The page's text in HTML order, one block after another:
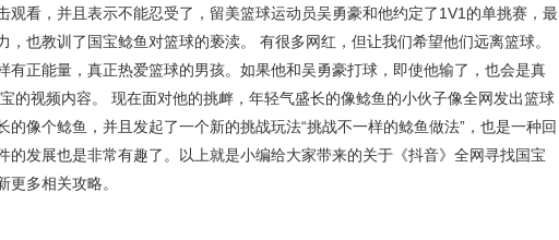
看，并且表示不能忍受了，留美篮球运动员吴勇豪和他约定了1V1的单挑赛，最
也教训了国宝鲶鱼对篮球的亵渎。 有很多网红，但让我们希望他们远离篮球。
正能量，真正热爱篮球的男孩。如果他和吴勇豪打球，即使他输了，也会是真
的视频内容。 现在面对他的挑衅，年轻气盛长的像鲶鱼的小伙子像全网发出篮球
像个鲶鱼，并且发起了一个新的挑战玩法“挑战不一样的鲶鱼做法”，也是一种回
发展也是非常有趣了。以上就是小编给大家带来的关于《抖音》全网寻找国宝
多相关攻略。